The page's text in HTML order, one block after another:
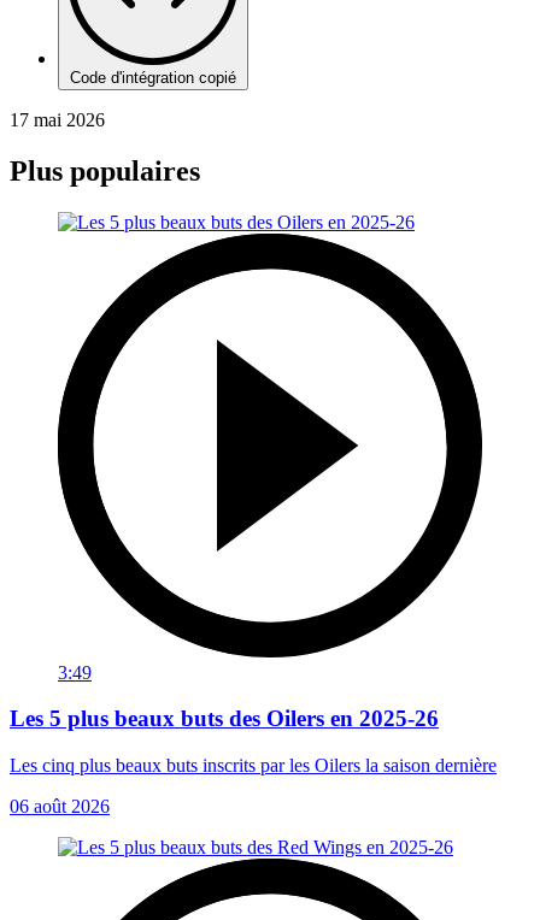
Code d'intégration copié
17 mai 2026
Plus populaires
3:49
Les 5 plus beaux buts des Oilers en 2025-26
Les cinq plus beaux buts inscrits par les Oilers la saison dernière
06 août 2026